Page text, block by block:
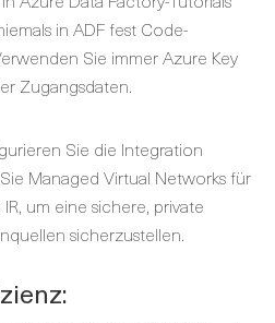
in ADF fest Code-
Sie immer Azure Key
Zugangsdaten.
Sie die Integration
Managed Virtual Networks für
um eine sichere, private
sicherzustellen.